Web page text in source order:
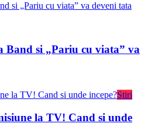
Band si „Pariu cu viata” va
Stiri
la TV! Cand si unde